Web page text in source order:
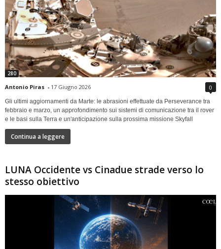
280
Antonio Piras - 17 Giugno 2026 0
Gli ultimi aggiornamenti da Marte: le abrasioni effettuate da Perseverance tra
febbraio e marzo, un approfondimento sui sistemi di comunicazione tra il rover
e le basi sulla Terra e un'anticipazione sulla prossima missione Skyfall
Continua a leggere
LUNA Occidente vs Cinadue strade verso lo
stesso obiettivo